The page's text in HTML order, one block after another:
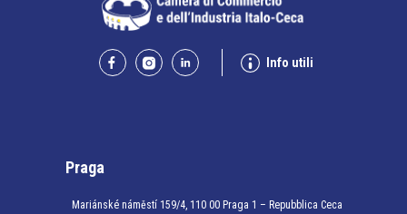
Info utili
Praga
Mariánské náměstí 159/4, 110 00 Praga 1 – Repubblica Ceca